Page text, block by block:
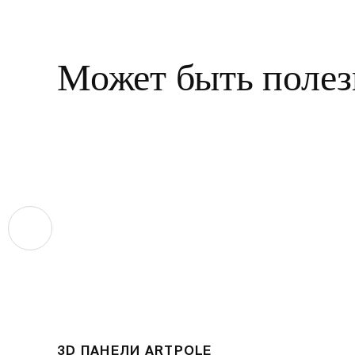
Может быть
3D ПАНЕЛИ ARTPOLE